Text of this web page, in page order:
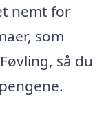
nemt for
som
så du